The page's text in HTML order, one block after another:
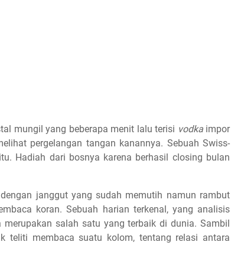
mungil yang beberapa menit lalu terisi vodkaimpor
pergelangan tangan kanannya. Sebuah Swiss-
Hadiah dari bosnya karena berhasil closing bulan
janggut yang sudah memutih namun rambut
koran. Sebuah harian terkenal, yang analisis
salah satu yang terbaik di dunia. Sambil
teliti membaca suatu kolom, tentang relasi antara